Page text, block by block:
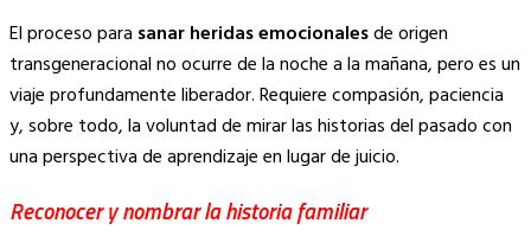
El proceso para sanar heridas emocionalesde origen
transgeneracional no ocurre de la noche a la mañana, pero es un
viaje profundamente liberador. Requiere compasión, paciencia
y, sobre todo, la voluntad de mirar las historias del pasado con
una perspectiva de aprendizaje en lugar de juicio.
Reconocer y nombrar la historia familiar